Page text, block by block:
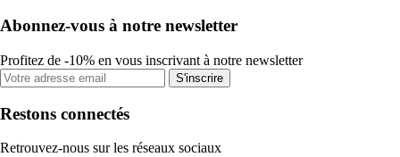
Abonnez-vous à notre newsletter
Profitez de -10% en vous inscrivant à notre newsletter
S'inscrire
Restons connectés
Retrouvez-nous sur les réseaux sociaux